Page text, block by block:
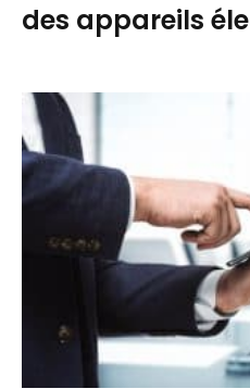
des appareils